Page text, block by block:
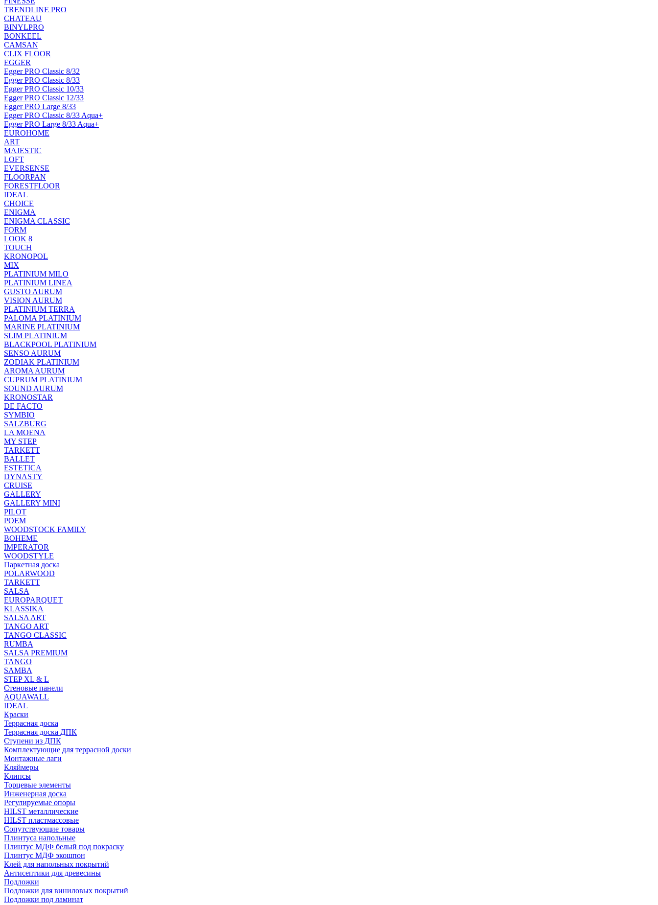
TRENDLINE PRO
CHATEAU
BINYLPRO
BONKEEL
CAMSAN
CLIX FLOOR
EGGER
Egger PRO Classic 8/32
Egger PRO Classic 8/33
Egger PRO Classic 10/33
Egger PRO Classic 12/33
Egger PRO Large 8/33
Egger PRO Classic 8/33 Aqua+
Egger PRO Large 8/33 Aqua+
EUROHOME
ART
MAJESTIC
LOFT
EVERSENSE
FLOORPAN
FORESTFLOOR
IDEAL
CHOICE
ENIGMA
ENIGMA CLASSIC
FORM
LOOK 8
TOUCH
KRONOPOL
MIX
PLATINIUM MILO
PLATINIUM LINEA
GUSTO AURUM
VISION AURUM
PLATINIUM TERRA
PALOMA PLATINIUM
MARINE PLATINIUM
SLIM PLATINIUM
BLACKPOOL PLATINIUM
SENSO AURUM
ZODIAK PLATINIUM
AROMA AURUM
CUPRUM PLATINIUM
SOUND AURUM
KRONOSTAR
DE FACTO
SYMBIO
SALZBURG
LA MOENA
MY STEP
TARKETT
BALLET
ESTETICA
DYNASTY
CRUISE
GALLERY
GALLERY MINI
PILOT
POEM
WOODSTOCK FAMILY
BOHEME
IMPERATOR
WOODSTYLE
Паркетная доска
POLARWOOD
TARKETT
SALSA
EUROPARQUET
KLASSIKA
SALSA ART
TANGO ART
TANGO CLASSIC
RUMBA
SALSA PREMIUM
TANGO
SAMBA
STEP XL & L
Стеновые панели
AQUAWALL
IDEAL
Краски
Террасная доска
Террасная доска ДПК
Ступени из ДПК
Комплектующие для террасной доски
Монтажные лаги
Кляймеры
Клипсы
Торцевые элементы
Инженерная доска
Регулируемые опоры
HILST металлические
HILST пластмассовые
Сопутствующие товары
Плинтуса напольные
Плинтус МДФ белый под покраску
Плинтус МДФ экошпон
Клей для напольных покрытий
Антисептики для древесины
Подложки
Подложки для виниловых покрытий
Подложки под ламинат